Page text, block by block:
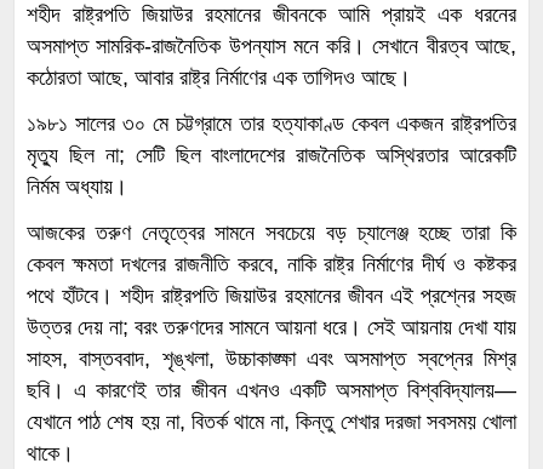
শহীদ রাষ্ট্রপতি জিয়াউর রহমানের জীবনকে আমি প্রায়ই এক ধরনের
অসমাপ্ত সামরিক-রাজনৈতিক উপন্যাস মনে করি। সেখানে বীরত্ব আছে,
কঠোরতা আছে, আবার রাষ্ট্র নির্মাণের এক তাগিদও আছে।
১৯৮১ সালের ৩০ মে চট্টগ্রামে তার হত্যাকাণ্ড কেবল একজন রাষ্ট্রপতির
মৃত্যু ছিল না; সেটি ছিল বাংলাদেশের রাজনৈতিক অস্থিরতার আরেকটি
নির্মম অধ্যায়।
আজকের তরুণ নেতৃত্বের সামনে সবচেয়ে বড় চ্যালেঞ্জ হচ্ছে তারা কি
কেবল ক্ষমতা দখলের রাজনীতি করবে, নাকি রাষ্ট্র নির্মাণের দীর্ঘ ও কষ্টকর
পথে হাঁটবে। শহীদ রাষ্ট্রপতি জিয়াউর রহমানের জীবন এই প্রশ্নের সহজ
উত্তর দেয় না; বরং তরুণদের সামনে আয়না ধরে। সেই আয়নায় দেখা যায়
সাহস, বাস্তববাদ, শৃঙ্খলা, উচ্চাকাঙ্ক্ষা এবং অসমাপ্ত স্বপ্নের মিশ্র
ছবি। এ কারণেই তার জীবন এখনও একটি অসমাপ্ত বিশ্ববিদ্যালয়—
যেখানে পাঠ শেষ হয় না, বিতর্ক থামে না, কিন্তু শেখার দরজা সবসময় খোলা
থাকে।